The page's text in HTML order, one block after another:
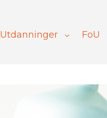
Utdanninger FoU